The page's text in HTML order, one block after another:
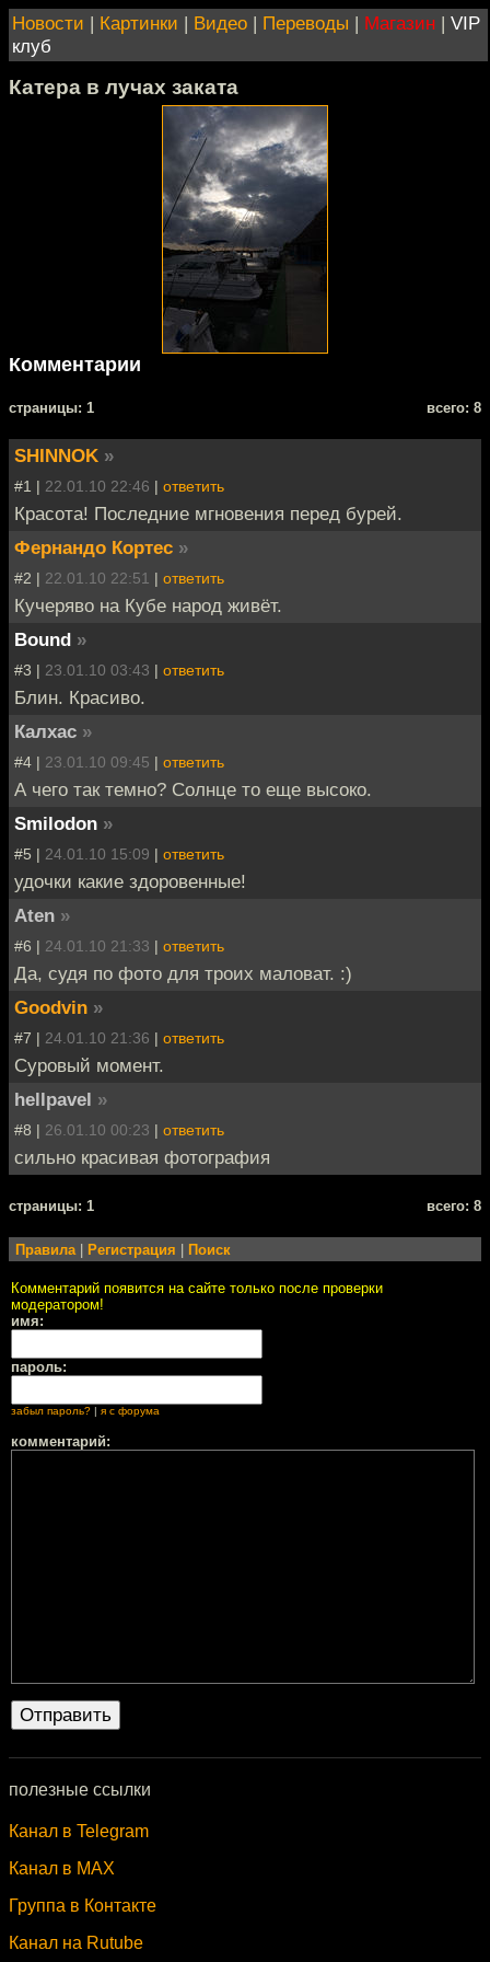
Новости | Картинки | Видео | Переводы | Магазин | VIP
клуб
Катера в лучах заката
Комментарии
cтраницы: 1 всего: 8
SHINNOK »
#1 | 22.01.10 22:46 | ответить
Красота! Последние мгновения перед бурей.
Фернандо Кортес »
#2 | 22.01.10 22:51 | ответить
Кучеряво на Кубе народ живёт.
Bound »
#3 | 23.01.10 03:43 | ответить
Блин. Красиво.
Калхас »
#4 | 23.01.10 09:45 | ответить
А чего так темно? Солнце то еще высоко.
Smilodon »
#5 | 24.01.10 15:09 | ответить
удочки какие здоровенные!
Aten »
#6 | 24.01.10 21:33 | ответить
Да, судя по фото для троих маловат. :)
Goodvin »
#7 | 24.01.10 21:36 | ответить
Суровый момент.
hellpavel »
#8 | 26.01.10 00:23 | ответить
сильно красивая фотография
cтраницы: 1 всего: 8
Правила| Регистрация Поиск
Комментарий появится на сайте только после проверки
модератором!
имя:
пароль:
забыл пароль? | я с форума
комментарий:
полезные ссылки
Канал в Telegram
Канал в MAX
Группа в Контакте
Канал на Rutube